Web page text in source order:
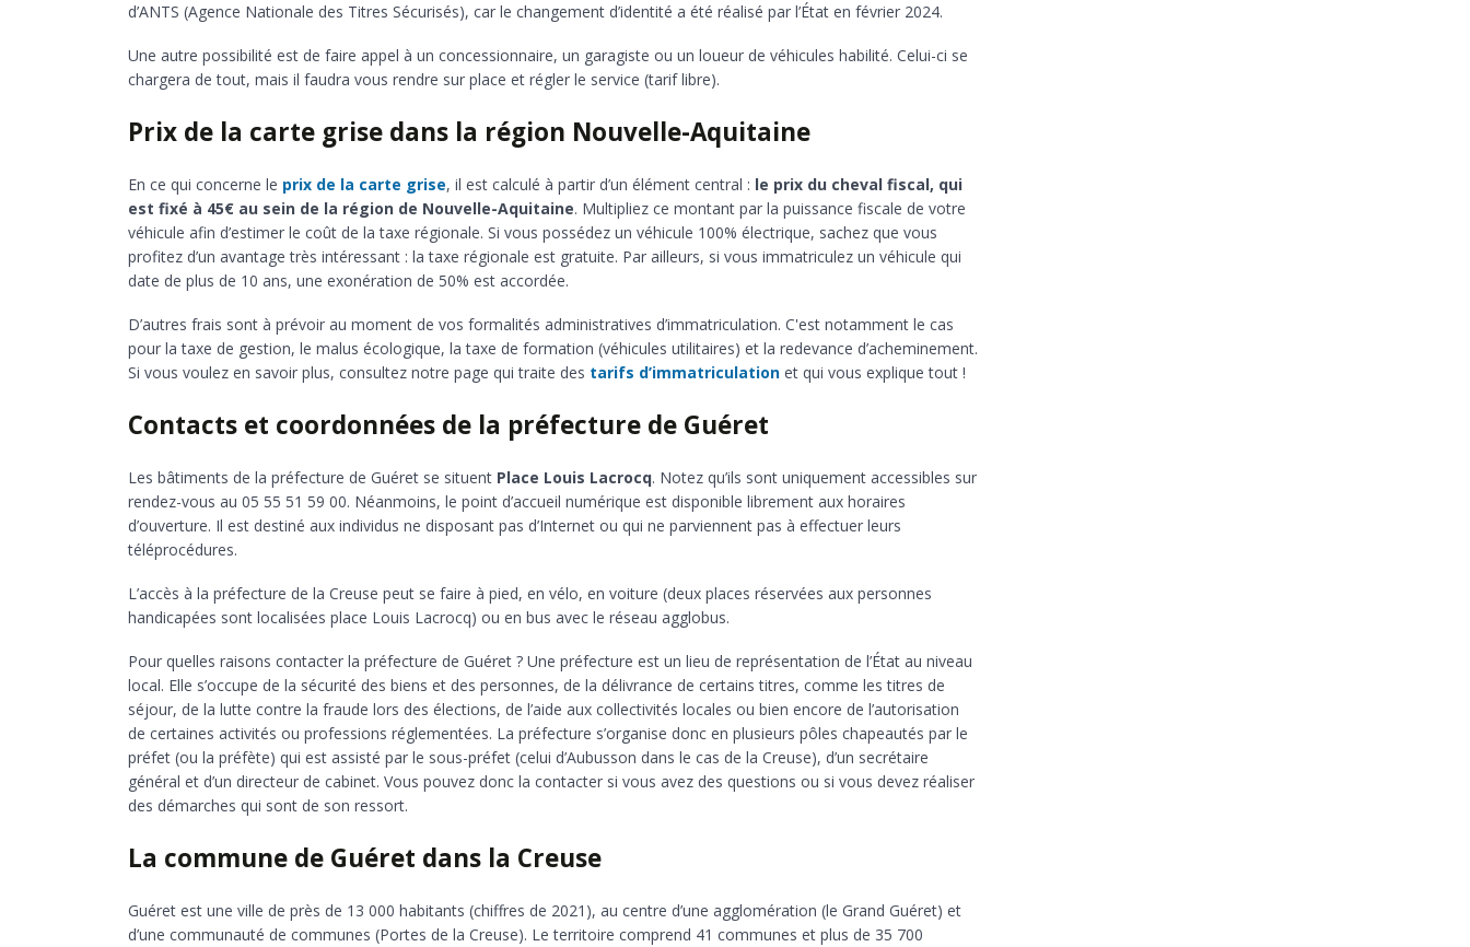
d’ANTS (Agence Nationale des Titres Sécurisés), car le changement d’identité a été réalisé par l’État en février 2024.
Une autre possibilité est de faire appel à un concessionnaire, un garagiste ou un loueur de véhicules habilité. Celui-ci se
chargera de tout, mais il faudra vous rendre sur place et régler le service (tarif libre).
Prix de la carte grise dans la région Nouvelle-Aquitaine
En ce qui concerne le prix de la carte grise, il est calculé à partir d’un élément central : le prix du cheval fiscal, qui
est fixé à 45€ au sein de la région de Nouvelle-Aquitaine. Multipliez ce montant par la puissance fiscale de votre
véhicule afin d’estimer le coût de la taxe régionale. Si vous possédez un véhicule 100% électrique, sachez que vous
profitez d’un avantage très intéressant : la taxe régionale est gratuite. Par ailleurs, si vous immatriculez un véhicule qui
date de plus de 10 ans, une exonération de 50% est accordée.
D’autres frais sont à prévoir au moment de vos formalités administratives d’immatriculation. C'est notamment le cas
pour la taxe de gestion, le malus écologique, la taxe de formation (véhicules utilitaires) et la redevance d’acheminement.
Si vous voulez en savoir plus, consultez notre page qui traite des tarifs d’immatriculation et qui vous explique tout !
Contacts et coordonnées de la préfecture de Guéret
Les bâtiments de la préfecture de Guéret se situent Place Louis Lacrocq. Notez qu’ils sont uniquement accessibles sur
rendez-vous au 05 55 51 59 00. Néanmoins, le point d’accueil numérique est disponible librement aux horaires
d’ouverture. Il est destiné aux individus ne disposant pas d’Internet ou qui ne parviennent pas à effectuer leurs
téléprocédures.
L’accès à la préfecture de la Creuse peut se faire à pied, en vélo, en voiture (deux places réservées aux personnes
handicapées sont localisées place Louis Lacrocq) ou en bus avec le réseau agglobus.
Pour quelles raisons contacter la préfecture de Guéret ? Une préfecture est un lieu de représentation de l’État au niveau
local. Elle s’occupe de la sécurité des biens et des personnes, de la délivrance de certains titres, comme les titres de
séjour, de la lutte contre la fraude lors des élections, de l’aide aux collectivités locales ou bien encore de l’autorisation
de certaines activités ou professions réglementées. La préfecture s’organise donc en plusieurs pôles chapeautés par le
préfet (ou la préfète) qui est assisté par le sous-préfet (celui d’Aubusson dans le cas de la Creuse), d’un secrétaire
général et d’un directeur de cabinet. Vous pouvez donc la contacter si vous avez des questions ou si vous devez réaliser
des démarches qui sont de son ressort.
La commune de Guéret dans la Creuse
Guéret est une ville de près de 13 000 habitants (chiffres de 2021), au centre d’une agglomération (le Grand Guéret) et
d’une communauté de communes (Portes de la Creuse). Le territoire comprend 41 communes et plus de 35 700